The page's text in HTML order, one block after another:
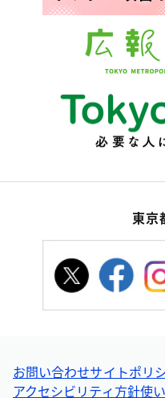
東京
お問い合わせサイトポリ
アクセシビリティ方針使